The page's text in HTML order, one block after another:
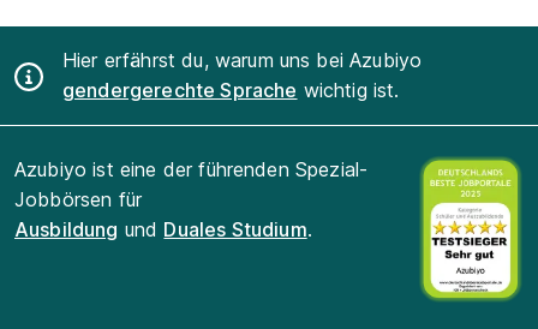
Hier erfährst du, warum uns bei Azubiyo
gendergerechte Sprache wichtig ist.
Azubiyo ist eine der führenden Spezial-
Jobbörsen für
Ausbildung und Duales Studium.